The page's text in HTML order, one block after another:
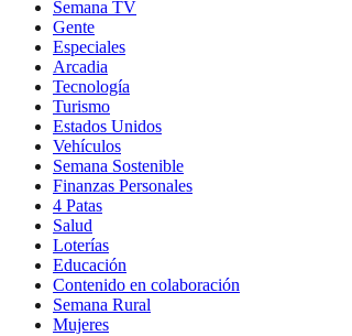
Semana TV
Gente
Especiales
Arcadia
Tecnología
Turismo
Estados Unidos
Vehículos
Semana Sostenible
Finanzas Personales
4 Patas
Salud
Loterías
Educación
Contenido en colaboración
Semana Rural
Mujeres